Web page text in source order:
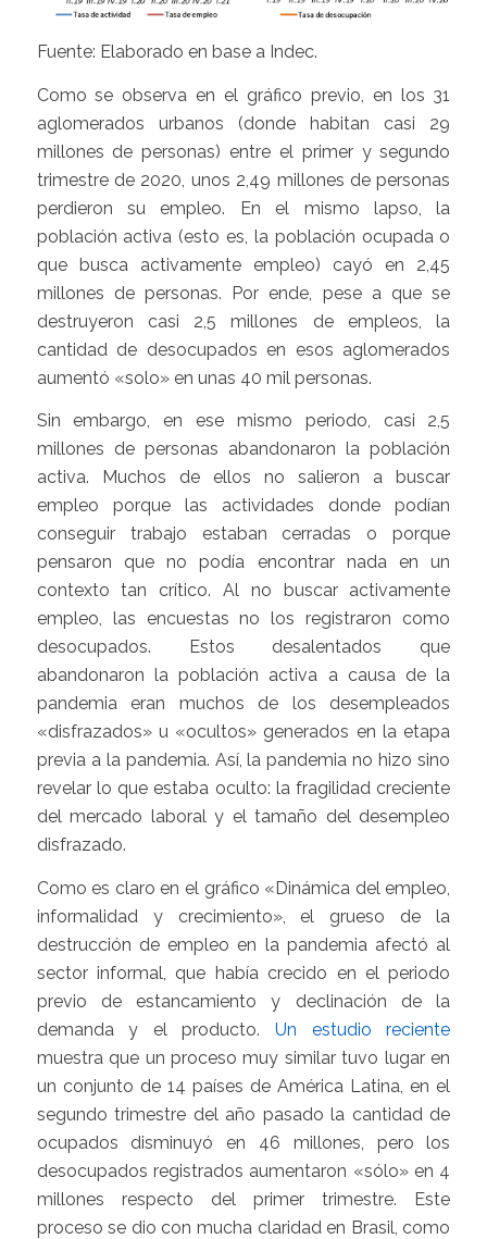
Fuente: Elaborado en base a Indec.
Como se observa en el gráfico previo, en los 31
aglomerados urbanos (donde habitan casi 29
millones de personas) entre el primer y segundo
trimestre de 2020, unos 2,49 millones de personas
perdieron su empleo. En el mismo lapso, la
población activa (esto es, la población ocupada o
que busca activamente empleo) cayó en 2,45
millones de personas. Por ende, pese a que se
destruyeron casi 2,5 millones de empleos, la
cantidad de desocupados en esos aglomerados
aumentó «solo» en unas 40 mil personas.
Sin embargo, en ese mismo periodo, casi 2,5
millones de personas abandonaron la población
activa. Muchos de ellos no salieron a buscar
empleo porque las actividades donde podían
conseguir trabajo estaban cerradas o porque
pensaron que no podía encontrar nada en un
contexto tan crítico. Al no buscar activamente
empleo, las encuestas no los registraron como
desocupados. Estos desalentados que
abandonaron la población activa a causa de la
pandemia eran muchos de los desempleados
«disfrazados» u «ocultos» generados en la etapa
previa a la pandemia. Así, la pandemia no hizo sino
revelar lo que estaba oculto: la fragilidad creciente
del mercado laboral y el tamaño del desempleo
disfrazado.
Como es claro en el gráfico «Dinámica del empleo,
informalidad y crecimiento», el grueso de la
destrucción de empleo en la pandemia afectó al
sector informal, que había crecido en el periodo
previo de estancamiento y declinación de la
demanda y el producto.Un estudio reciente
muestra que un proceso muy similar tuvo lugar en
un conjunto de 14 países de América Latina, en el
segundo trimestre del año pasado la cantidad de
ocupados disminuyó en 46 millones, pero los
desocupados registrados aumentaron «sólo» en 4
millones respecto del primer trimestre. Este
proceso se dio con mucha claridad en Brasil, como